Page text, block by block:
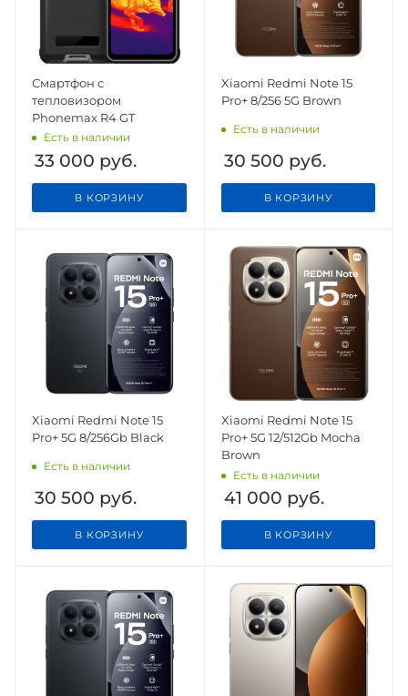
Смартфон с
тепловизором
Phonemax R4 GT
Есть в наличии
33 000 руб.
В КОРЗИНУ
Xiaomi Redmi Note 15
Pro+ 8/256 5G Brown
Есть в наличии
30 500 руб.
В КОРЗИНУ
Xiaomi Redmi Note 15
Pro+ 5G 8/256Gb Black
Есть в наличии
30 500 руб.
В КОРЗИНУ
Xiaomi Redmi Note 15
Pro+ 5G 12/512Gb Mocha
Brown
Есть в наличии
41 000 руб.
В КОРЗИНУ